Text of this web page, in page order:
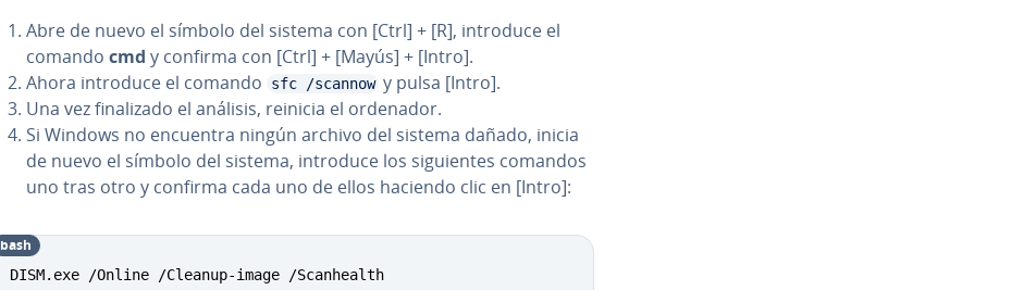
Abre de nuevo el símbolo del sistema con [Ctrl] + [R], introduce el
comando cmd y confirma con [Ctrl] + [Mayús] + [Intro].
Ahora introduce el comando
sfc /scannow y pulsa [Intro].
Una vez fi­na­li­za­do el análisis, reinicia el ordenador.
Si Windows no encuentra ningún archivo del sistema dañado, inicia
de nuevo el símbolo del sistema, introduce los si­guie­n­tes comandos
uno tras otro y confirma cada uno de ellos haciendo clic en [Intro]:
DISM.exe /Online /Cleanup-image /Scanhealth
bash